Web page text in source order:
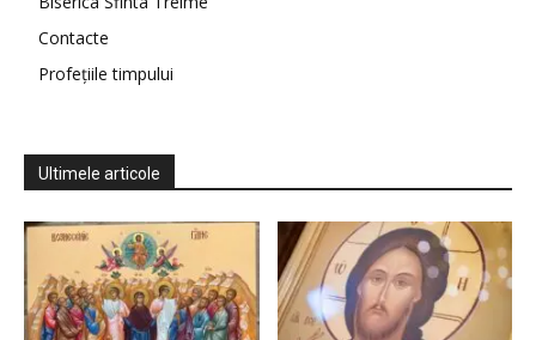
Contacte
Profețiile timpului
Ultimele articole